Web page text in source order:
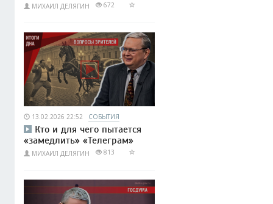
МИХАИЛ ДЕЛЯГИН 672
13.02.2026 22:52 СОБЫТИЯ
Кто и для чего пытается
«замедлить» «Телеграм»
МИХАИЛ ДЕЛЯГИН 813